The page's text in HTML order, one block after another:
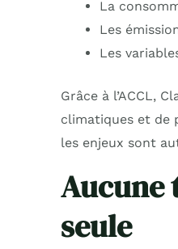
La
Les
Les
Grâce à l’ACCL,
climatiques et de
les enjeux sont
Aucune
seule